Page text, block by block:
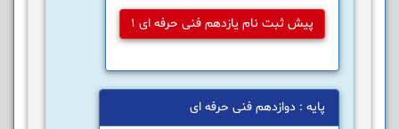
پیش ثبت نام یازدهم فنی حرفه ای 1
پایه : دوازدهم فنی حرفه ای